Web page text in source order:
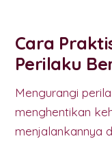
Cara
Perilaku
Mengurangi
menghentikan
menjalankannya